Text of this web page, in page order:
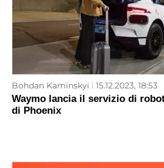
Bohdan Kaminskyi 15.12.2023, 18:53
Waymo lancia il servizio di
di Phoenix